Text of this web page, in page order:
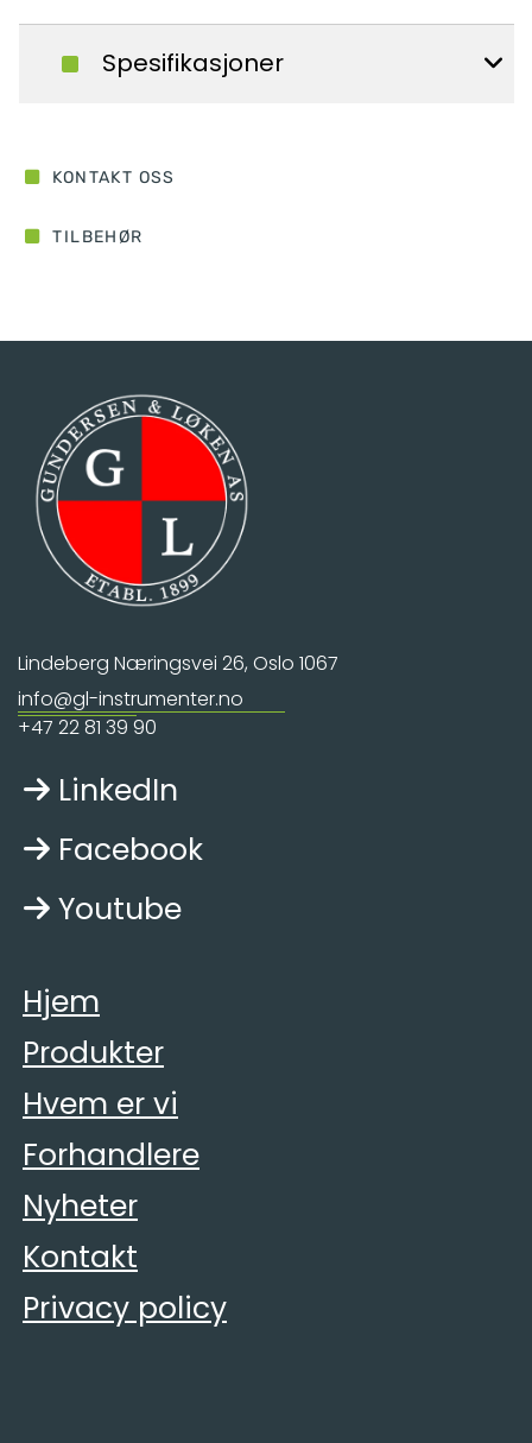
Spesifikasjoner
KONTAKT OSS
TILBEHØR
Lindeberg Næringsvei 26, Oslo 1067
info@gl-instrumenter.no
+47 22 81 39 90
 LinkedIn
 Facebook
 Youtube
Hjem
Produkter
Hvem er vi
Forhandlere
Nyheter
Kontakt
Privacy policy